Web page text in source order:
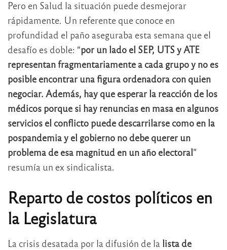
Pero en Salud la situación puede desmejorar
rápidamente. Un referente que conoce en
profundidad el paño aseguraba esta semana que el
desafío es doble: “por un lado el SEP, UTS y ATE
representan fragmentariamente a cada grupo y no es
posible encontrar una figura ordenadora con quien
negociar. Además, hay que esperar la reacción de los
médicos porque si hay renuncias en masa en algunos
servicios el conflicto puede descarrilarse como en la
pospandemia y el gobierno no debe querer un
problema de esa magnitud en un año electoral”
resumía un ex sindicalista.
Reparto de costos políticos en
la Legislatura
La crisis desatada por la difusión de la lista de